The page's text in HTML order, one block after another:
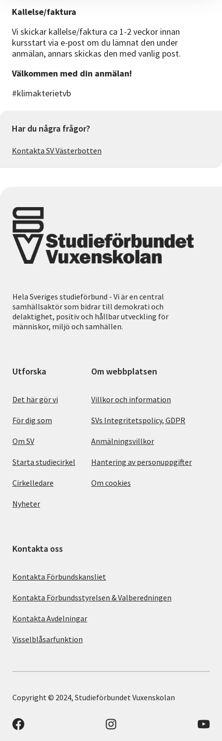
Kallelse/faktura
Vi skickar kallelse/faktura ca 1-2 veckor innan
kursstart via e-post om du lämnat den under
anmälan, annars skickas den med vanlig post.
Välkommen med din anmälan!
#klimakterietvb
Har du några frågor?
Kontakta SV Västerbotten
Hela Sveriges studieförbund - Vi är en central
samhällsaktör som bidrar till demokrati och
delaktighet, positiv och hållbar utveckling för
människor, miljö och samhällen.
Utforska
Det här gör vi
För dig som
Om SV
Starta studiecirkel
Cirkelledare
Nyheter
Om webbplatsen
Villkor och information
SVs Integritetspolicy, GDPR
Anmälningsvillkor
Hantering av personuppgifter
Om cookies
Kontakta oss
Kontakta Förbundskansliet
Kontakta Förbundsstyrelsen & Valberedningen
Kontakta Avdelningar
Visselblåsarfunktion
Copyright © 2024, Studieförbundet Vuxenskolan